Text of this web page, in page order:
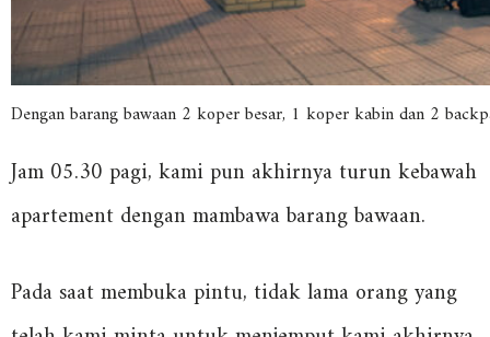
Dengan barang bawaan 2 koper besar, 1 koper kabin dan 2
Jam 05.30 pagi, kami pun akhirnya turun kebawah
apartement dengan mambawa barang bawaan.
Pada saat membuka pintu, tidak lama orang yang